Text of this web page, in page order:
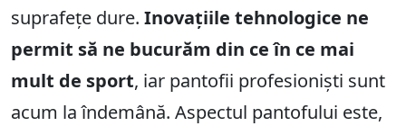
suprafețe dure. Inovațiile tehnologice ne
permit să ne bucurăm din ce în ce mai
mult de sport, iar pantofii profesioniști sunt
acum la îndemână. Aspectul pantofului este,